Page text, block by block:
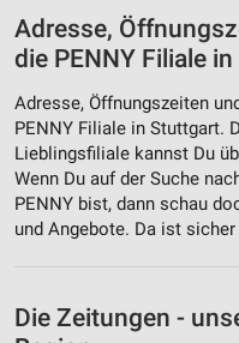
Adresse,
die PENNY Filiale
Adresse, Öffnungszeiten
PENNY Filiale in Stuttgart.
Lieblingsfiliale kannst Du
Wenn Du auf der Suche
PENNY bist, dann schau
und Angebote. Da ist
Die Zeitungen -